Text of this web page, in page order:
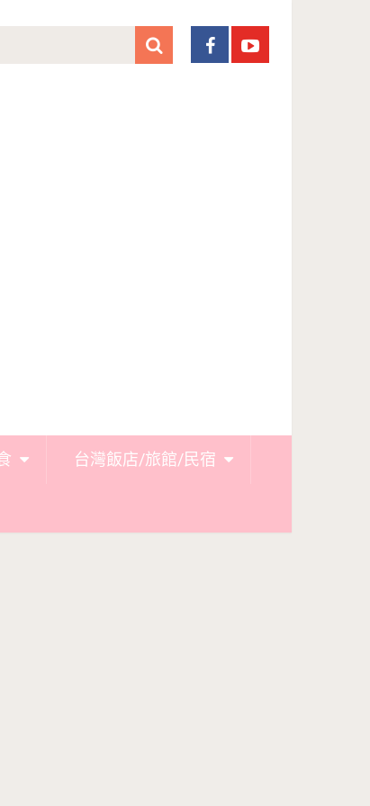
台灣飯店/旅館/民宿